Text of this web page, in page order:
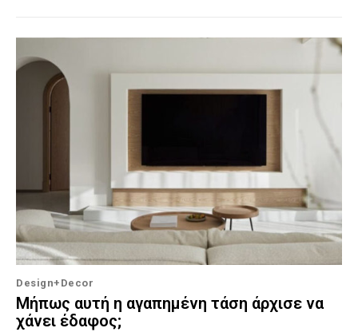
Design+Decor
Μήπως αυτή η αγαπημένη τάση άρχισε να
χάνει έδαφος;